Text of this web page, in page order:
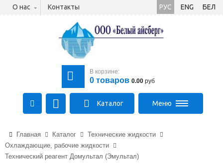
О нас Контакты РУС ENG БЕЛ
В корзине:
0 товаров 0.00 руб
+375 (29) 710-23-43
+375 (33) 315-03-03
aysberg-sales@yandex.by
Каталог Меню
Главная Каталог
Технические жидкости
Охлаждающие, рабочие жидкости
Технический реагент Домультал (Эмультал)